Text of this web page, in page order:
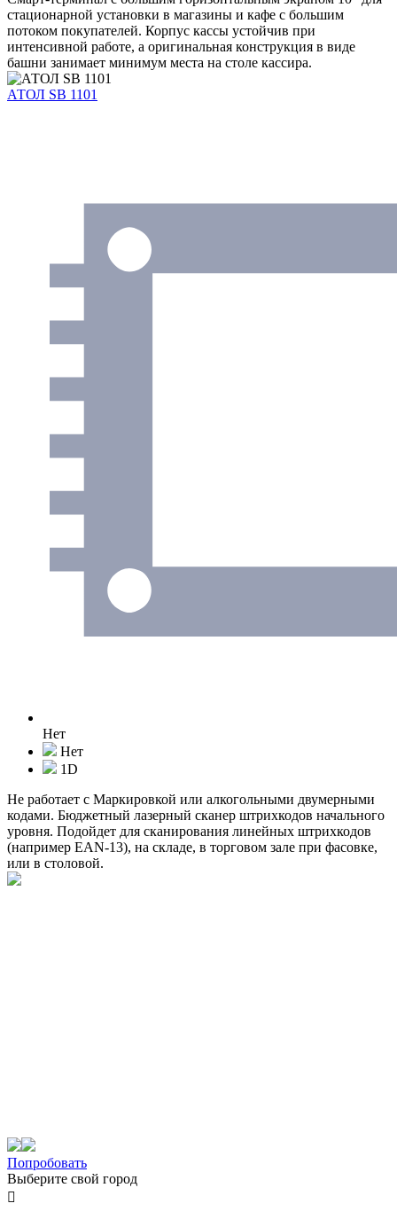
стационарной установки в магазины и кафе с большим
потоком покупателей. Корпус кассы устойчив при
интенсивной работе, а оригинальная конструкция в виде
башни занимает минимум места на столе кассира.
АТОЛ SB 1101
Нет
Нет
1D
Не работает с Маркировкой или алкогольными двумерными
кодами. Бюджетный лазерный сканер штрихкодов начального
уровня. Подойдет для сканирования линейных штрихкодов
(например EAN-13), на складе, в торговом зале при фасовке,
или в столовой.
Попробовать
Выберите свой город
